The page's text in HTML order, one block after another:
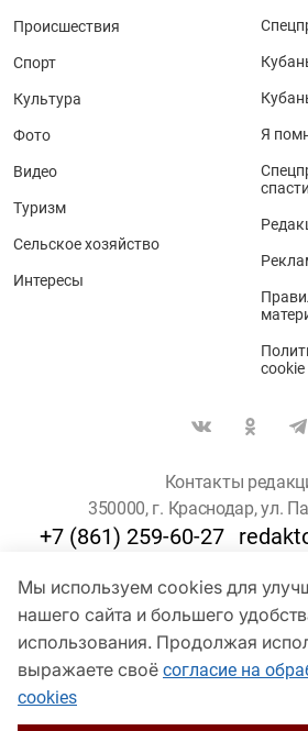
Мы используем cookies для
нашего сайта и большего
использования. Продолжая
выражаете своё согласие на
cookies
Происшествия
Спорт
Культура
Фото
Видео
Туризм
Сельское хозяйство
Интересы
Я
Контакты
350000, г. Краснодар, ул.
+7 (861) 259-60-27
Для пользователей
© Кубанские
Сетевое издание «kubnews»
службой по надзору в сфере связи,
и массовых коммуникаций